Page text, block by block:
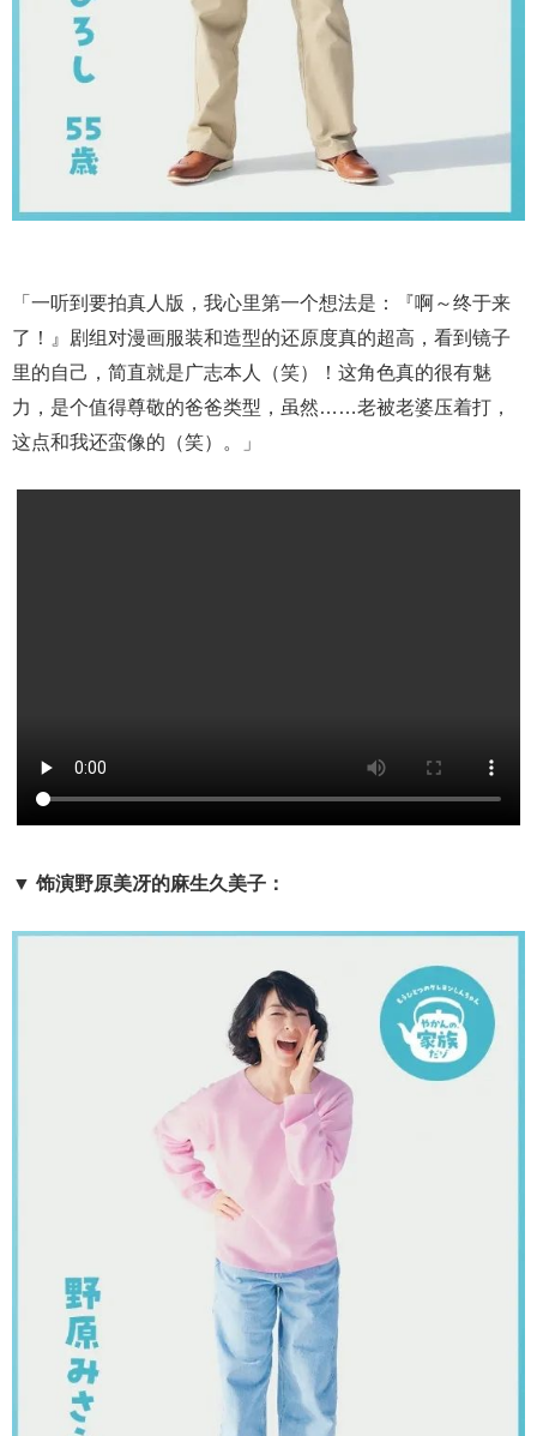
「一听到要拍真人版，我心里第一个想法是：『啊～终于来
了！』剧组对漫画服装和造型的还原度真的超高，看到镜子
里的自己，简直就是广志本人（笑）！这角色真的很有魅
力，是个值得尊敬的爸爸类型，虽然……老被老婆压着打，
这点和我还蛮像的（笑）。」
▼ 饰演野原美冴的麻生久美子：